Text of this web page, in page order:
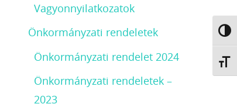
Vagyonnyilatkozatok
Önkormányzati rendeletek
Önkormányzati rendelet 2024
Önkormányzati rendeletek –
2023